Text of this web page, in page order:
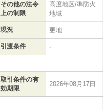
その他の法令
上の制限
高度地区/準防火
地域
現況 更地
引渡条件 -
取引条件の有
効期限
2026年08月17日